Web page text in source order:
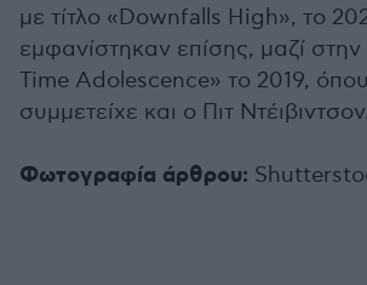
με τίτλο «Downfalls High», το
εμφανίστηκαν επίσης, μαζί στην
Time Adolescence» το 2019,
συμμετείχε και ο Πιτ Ντέιβιντσον.
Φωτογραφία άρθρου: